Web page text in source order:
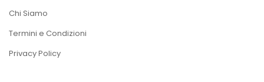
Chi Siamo
Termini e Condizioni
Privacy Policy